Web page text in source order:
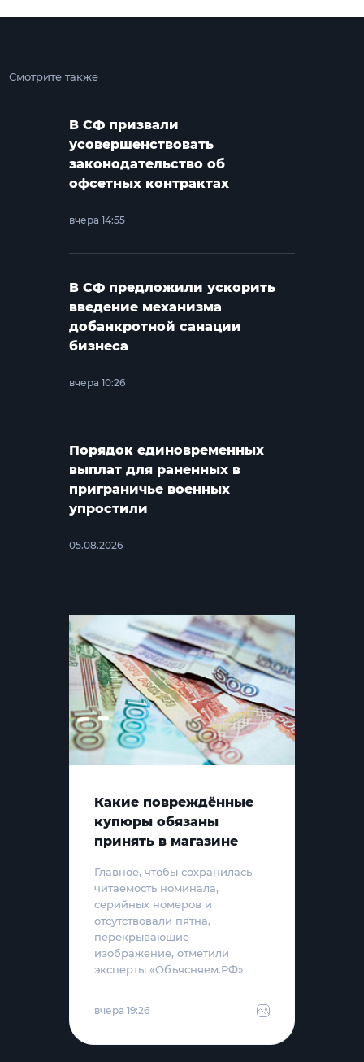
Смотрите также
В СФ призвали
усовершенствовать
законодательство об
офсетных контрактах
вчера 14:55
В СФ предложили ускорить
введение механизма
добанкротной санации
бизнеса
вчера 10:26
Порядок единовременных
выплат для раненных в
приграничье военных
упростили
05.08.2026
Какие повреждённые
купюры обязаны
принять в магазине
Главное, чтобы сохранилась
читаемость номинала,
серийных номеров и
отсутствовали пятна,
перекрывающие
изображение, отметили
эксперты «Объясняем.РФ»
вчера 19:26